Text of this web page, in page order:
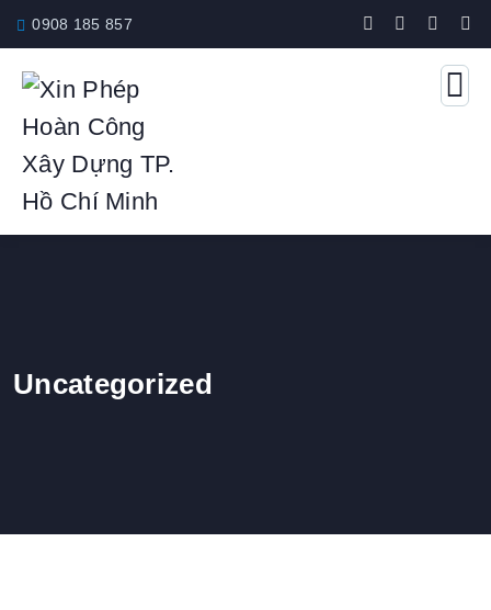
0908 185 857
Uncategorized